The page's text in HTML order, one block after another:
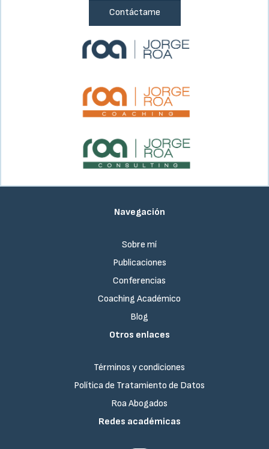
Contáctame
Navegación
Sobre mí
Publicaciones
Conferencias
Coaching Académico
Blog
Otros enlaces
Términos y condiciones
Política de Tratamiento de Datos
Roa Abogados
Redes académicas